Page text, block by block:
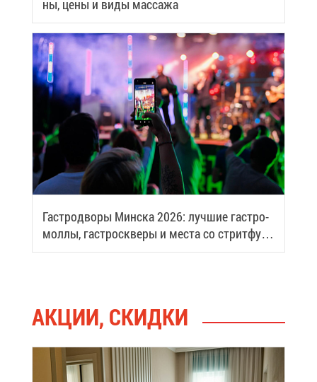
ны, це­ны и ви­ды мас­са­жа
Га­стро­дво­ры Мин­ска 2026: луч­шие га­стро­
мол­лы, га­стро­скве­ры и ме­ста со стрит­фу­
дом
АК­ЦИИ, СКИД­КИ